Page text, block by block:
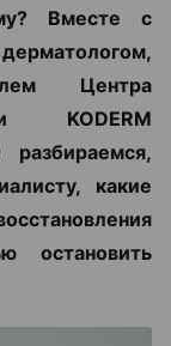
Вместе с
Центра
KODERM
какие
остановить